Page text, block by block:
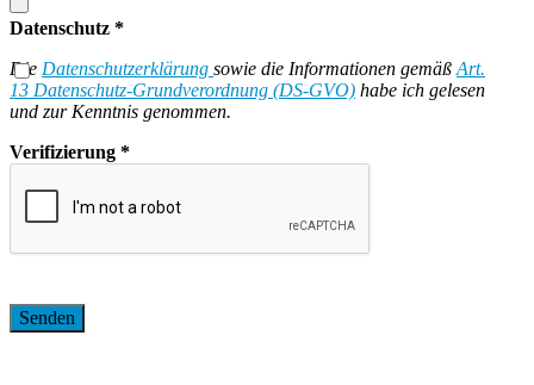
Datenschutz *
Die Datenschutzerklärung sowie die Informationen gemäß Art.
13 Datenschutz-Grundverordnung (DS-GVO) habe ich gelesen
und zur Kenntnis genommen.
Verifizierung *